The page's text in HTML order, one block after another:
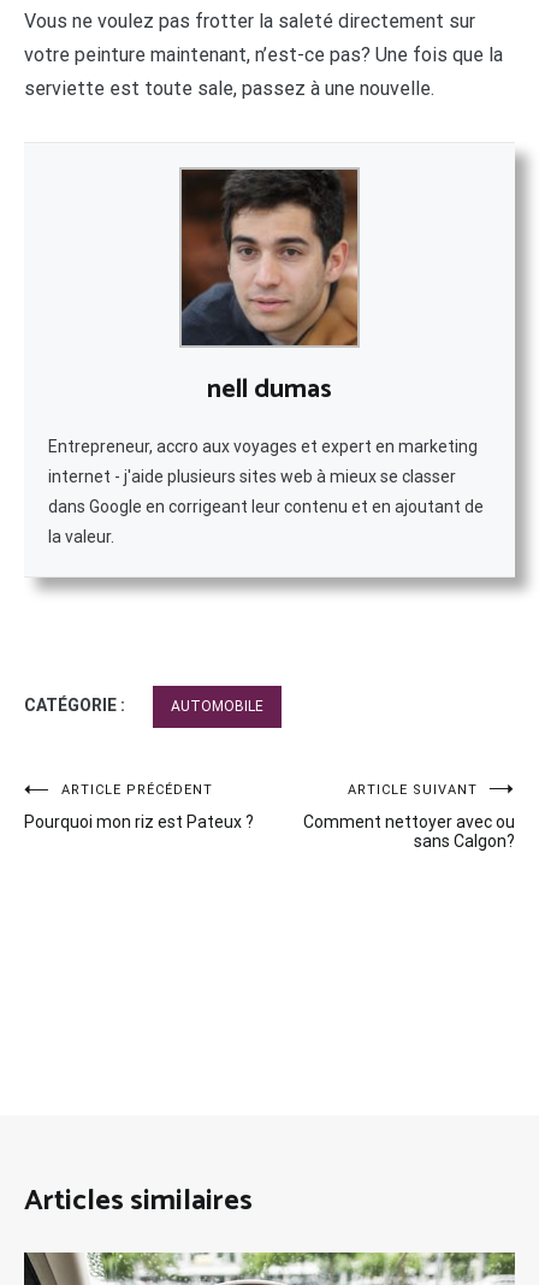
Vous ne voulez pas frotter la saleté directement sur
votre peinture maintenant, n’est-ce pas? Une fois que la
serviette est toute sale, passez à une nouvelle.
nell dumas
Entrepreneur, accro aux voyages et expert en marketing
internet - j'aide plusieurs sites web à mieux se classer
dans Google en corrigeant leur contenu et en ajoutant de
la valeur.
CATÉGORIE : AUTOMOBILE
Navigation
de
ARTICLE PRÉCÉDENT
Pourquoi mon riz est Pateux ?
ARTICLE SUIVANT
Comment nettoyer avec ou
sans Calgon?
Articles similaires